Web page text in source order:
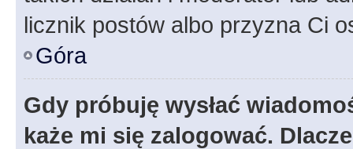
licznik postów albo przyzna Ci
Góra
Gdy próbuję wysłać
każe mi się zalogować.